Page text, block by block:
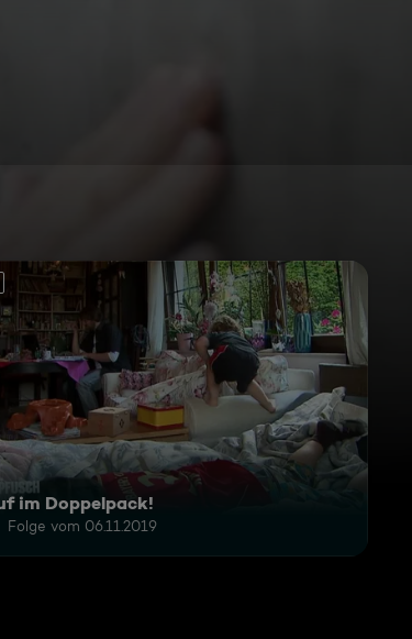
im Doppelpack!
Folge vom 06.11.2019